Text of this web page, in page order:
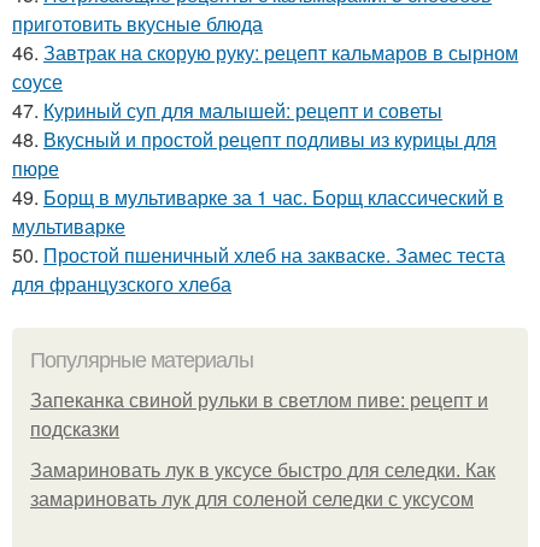
приготовить вкусные блюда
46. Завтрак на скорую руку: рецепт кальмаров в сырном
соусе
47. Куриный суп для малышей: рецепт и советы
48. Вкусный и простой рецепт подливы из курицы для
пюре
49. Борщ в мультиварке за 1 час. Борщ классический в
мультиварке
50. Простой пшеничный хлеб на закваске. Замес теста
для французского хлеба
Популярные материалы
Запеканка свиной рульки в светлом пиве: рецепт и
подсказки
Замариновать лук в уксусе быстро для селедки. Как
замариновать лук для соленой селедки с уксусом